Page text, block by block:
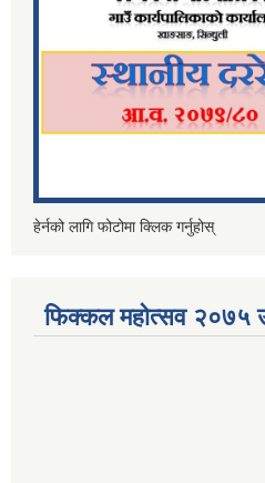
हेर्नको लागि फोटोमा क्लिक गर्नुहोस्
फिक्कल महोत्सव २०७५